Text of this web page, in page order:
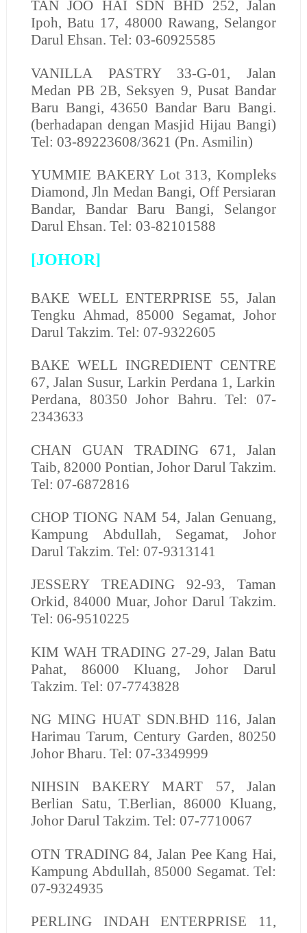
TAN JOO HAI SDN BHD 252, Jalan
Ipoh, Batu 17, 48000 Rawang, Selangor
Darul Ehsan. Tel: 03-60925585
VANILLA PASTRY 33-G-01, Jalan
Medan PB 2B, Seksyen 9, Pusat Bandar
Baru Bangi, 43650 Bandar Baru Bangi.
(berhadapan dengan Masjid Hijau Bangi)
Tel: 03-89223608/3621 (Pn. Asmilin)
YUMMIE BAKERYLot 313, Kompleks
Diamond, Jln Medan Bangi, Off Persiaran
Bandar, Bandar Baru Bangi, Selangor
Darul Ehsan. Tel: 03-82101588
[JOHOR]
BAKE WELL ENTERPRISE 55, Jalan
Tengku Ahmad, 85000 Segamat, Johor
Darul Takzim. Tel: 07-9322605
BAKE WELL INGREDIENT CENTRE
67, Jalan Susur, Larkin Perdana 1, Larkin
Perdana, 80350 Johor Bahru. Tel: 07-
2343633
CHAN GUAN TRADING 671, Jalan
Taib, 82000 Pontian, Johor Darul Takzim.
Tel: 07-6872816
CHOP TIONG NAM 54, Jalan Genuang,
Kampung Abdullah, Segamat, Johor
Darul Takzim. Tel: 07-9313141
JESSERY TREADING92-93, Taman
Orkid, 84000 Muar, Johor Darul Takzim.
Tel: 06-9510225
KIM WAH TRADING 27-29, Jalan Batu
Pahat, 86000 Kluang, Johor Darul
Takzim. Tel: 07-7743828
NG MING HUAT SDN.BHD 116, Jalan
Harimau Tarum, Century Garden, 80250
Johor Bharu. Tel: 07-3349999
NIHSIN BAKERY MART 57, Jalan
Berlian Satu, T.Berlian, 86000 Kluang,
Johor Darul Takzim. Tel: 07-7710067
OTN TRADING84, Jalan Pee Kang Hai,
Kampung Abdullah, 85000 Segamat. Tel:
07-9324935
PERLING INDAH ENTERPRISE 11,